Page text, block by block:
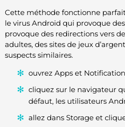
Cette méthode fonctionne
le virus Android qui provoque
provoque des redirections vers
adultes, des sites de jeux
suspects similaires.
ouvrez Apps et
cliquez sur le navigateur
défaut, les utilisateurs
allez dans Storage et